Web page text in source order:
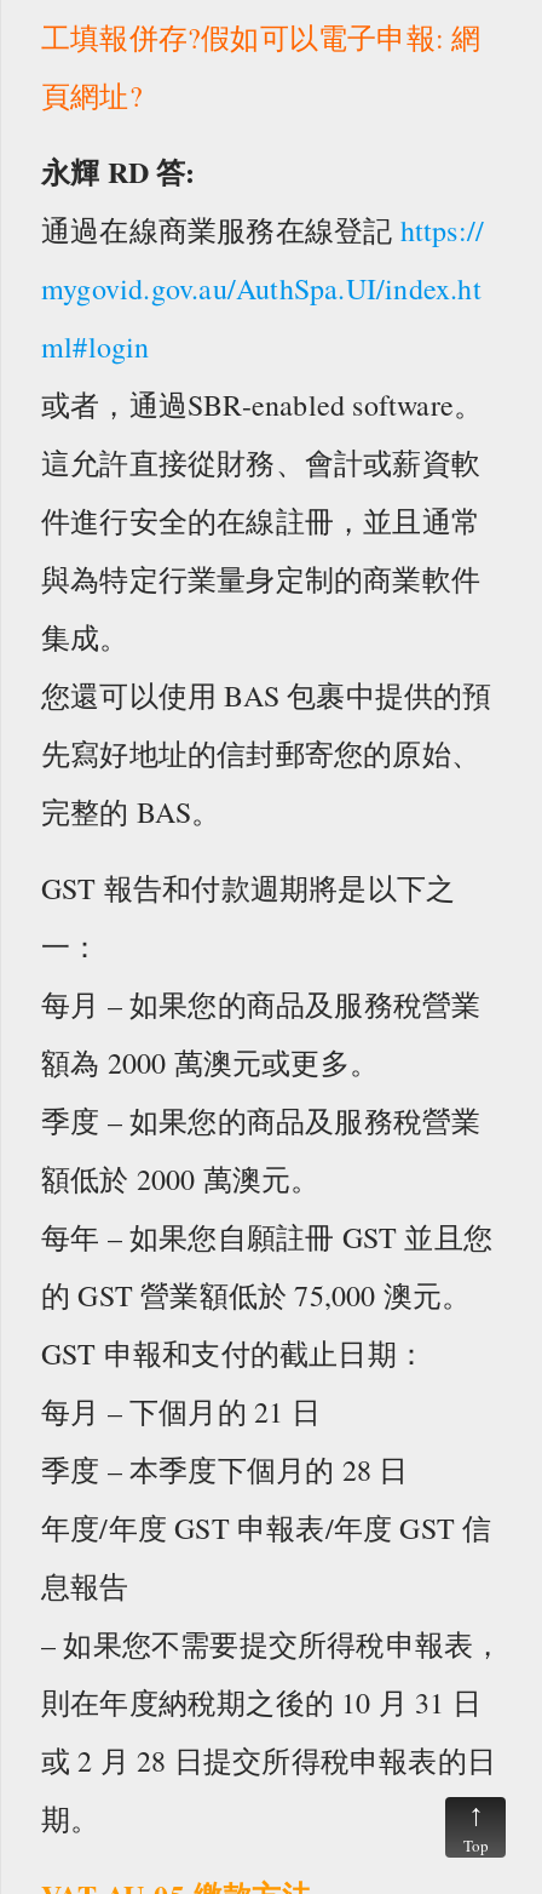
工填報併存?假如可以電子申報: 網
頁網址?
永輝 RD答:
通過在線商業服務在線登記 https://
mygovid.gov.au/AuthSpa.UI/index.ht
ml#login
或者，通過SBR-enabled software。
這允許直接從財務、會計或薪資軟
件進行安全的在線註冊，並且通常
與為特定行業量身定制的商業軟件
集成。
您還可以使用 BAS 包裹中提供的預
先寫好地址的信封郵寄您的原始、
完整的 BAS。
GST 報告和付款週期將是以下之
一：
每月 – 如果您的商品及服務稅營業
額為 2000 萬澳元或更多。
季度 – 如果您的商品及服務稅營業
額低於 2000 萬澳元。
每年 – 如果您自願註冊 GST 並且您
的 GST 營業額低於 75,000 澳元。
GST 申報和支付的截止日期：
每月 – 下個月的 21 日
季度 – 本季度下個月的 28 日
年度/年度 GST 申報表/年度 GST 信
息報告
– 如果您不需要提交所得稅申報表，
則在年度納稅期之後的 10 月 31 日
或 2 月 28 日提交所得稅申報表的日
期。
Top